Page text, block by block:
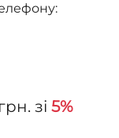
зi 5%